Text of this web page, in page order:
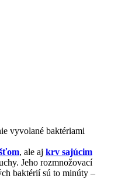
vyvolané baktériami
, ale aj krv sajúcim
Jeho rozmnožovací
baktérií sú to minúty –